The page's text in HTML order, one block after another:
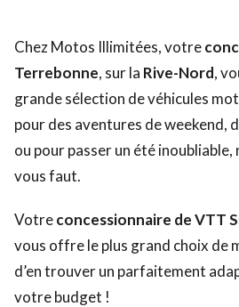
Chez Motos Illimitées, votre
Terrebonne, sur la Rive-Nord,
grande sélection de véhicules
pour des aventures de weekend,
ou pour passer un été inoubliable,
vous faut.
Votreconcessionnaire de VTT
vous offre le plus grand choix de
d’en trouver un parfaitement
votre budget !